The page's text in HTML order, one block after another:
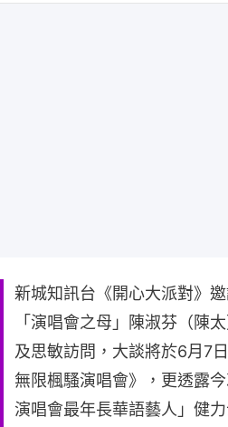
新城知訊台《開心大派對》
「演唱會之母」陳淑芬（陳
及思敏訪問，大談將於6月7
無限楓騷演唱會》，更透露
演唱會最年長華語藝人」健